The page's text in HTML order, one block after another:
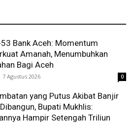
53 Bank Aceh: Momentum
Amanah, Menumbuhkan
Bagi Aceh
7 Agustus 2026 0
yang Putus Akibat Banjir
Bupati Mukhlis:
Hampir Setengah Triliun